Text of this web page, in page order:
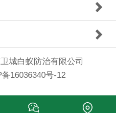
城白蚁防治有限公司
16036340号-12